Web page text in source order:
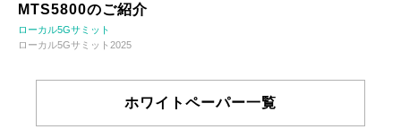
MTS5800のご紹介
ローカル5Gサミット
ローカル5Gサミット2025
ホワイトペーパー一覧